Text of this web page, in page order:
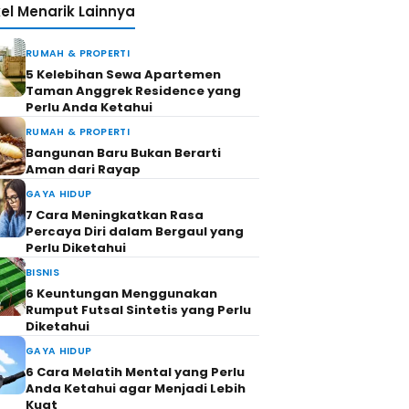
Menarik Lainnya
RUMAH & PROPERTI
5 Kelebihan Sewa Apartemen
Taman Anggrek Residence yang
Perlu Anda Ketahui
RUMAH & PROPERTI
Bangunan Baru Bukan Berarti
Aman dari Rayap
GAYA HIDUP
7 Cara Meningkatkan Rasa
Percaya Diri dalam Bergaul yang
Perlu Diketahui
BISNIS
6 Keuntungan Menggunakan
Rumput Futsal Sintetis yang Perlu
Diketahui
GAYA HIDUP
6 Cara Melatih Mental yang Perlu
Anda Ketahui agar Menjadi Lebih
Kuat